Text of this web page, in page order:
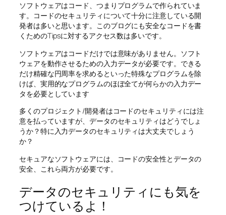
ソフトウェアはコード、つまりプログラムで作られていま
す。コードのセキュリティについて十分に注意している開
発者は多いと思います。このブログにも安全なコードを書
くためのTipsに対するアクセス数は多いです。
ソフトウェアはコードだけでは意味がありません。ソフト
ウェアを動作させるための入力データが必要です。できる
だけ精確な円周率を求めるといった特殊なプログラムを除
けば、実用的なプログラムのほぼ全てが何らかの入力デー
タを必要としています
多くのプロジェクト/開発者はコードのセキュリティには注
意を払っていますが、データのセキュリティはどうでしょ
うか？特に入力データのセキュリティは大丈夫でしょう
か？
セキュアなソフトウェアには、コードの安全性とデータの
安全、これら両方が必要です。
データのセキュリティにも気を
つけているよ！